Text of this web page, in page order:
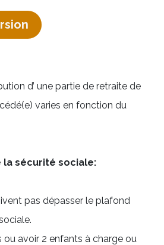
d’ une partie de retraite de
varies en fonction du
la sécurité sociale:
pas dépasser le plafond
ou avoir 2 enfants à charge ou